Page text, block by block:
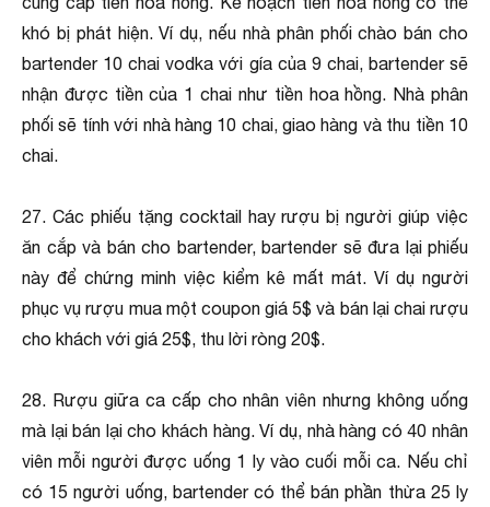
khó bị phát hiện. Ví dụ, nếu nhà phân phối chào bán cho
bartender 10 chai vodka với gía của 9 chai, bartender sẽ
nhận được tiền của 1 chai như tiền hoa hồng. Nhà phân
phối sẽ tính với nhà hàng 10 chai, giao hàng và thu tiền 10
chai.
27. Các phiếu tặng cocktail hay rượu bị người giúp việc
ăn cắp và bán cho bartender, bartender sẽ đưa lại phiếu
này để chứng minh việc kiểm kê mất mát. Ví dụ người
phục vụ rượu mua một coupon giá 5$ và bán lại chai rượu
cho khách với giá 25$, thu lời ròng 20$.
28. Rượu giữa ca cấp cho nhân viên nhưng không uống
mà lại bán lại cho khách hàng. Ví dụ, nhà hàng có 40 nhân
viên mỗi người được uống 1 ly vào cuối mỗi ca. Nếu chỉ
có 15 người uống, bartender có thể bán phần thừa 25 ly